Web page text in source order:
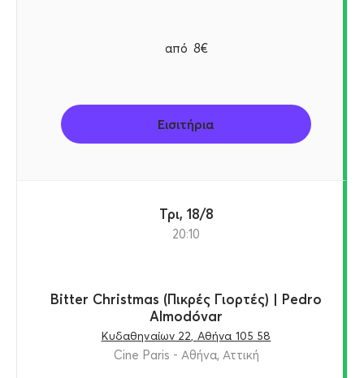
από 8€
Εισιτήρια
Τρι, 18/8
20:10
Bitter Christmas (Πικρές Γιορτές) | Pedro
Almodóvar
Κυδαθηναίων 22, Αθήνα 105 58
Cine Paris - Αθήνα, Αττική